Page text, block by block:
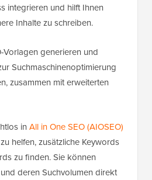
integrieren und hilft Ihnen
Inhalte zu schreiben.
Vorlagen generieren und
Suchmaschinenoptimierung
zusammen mit erweiterten
in All in One SEO (AIOSEO)
helfen, zusätzliche Keywords
zu finden. Sie können
deren Suchvolumen direkt